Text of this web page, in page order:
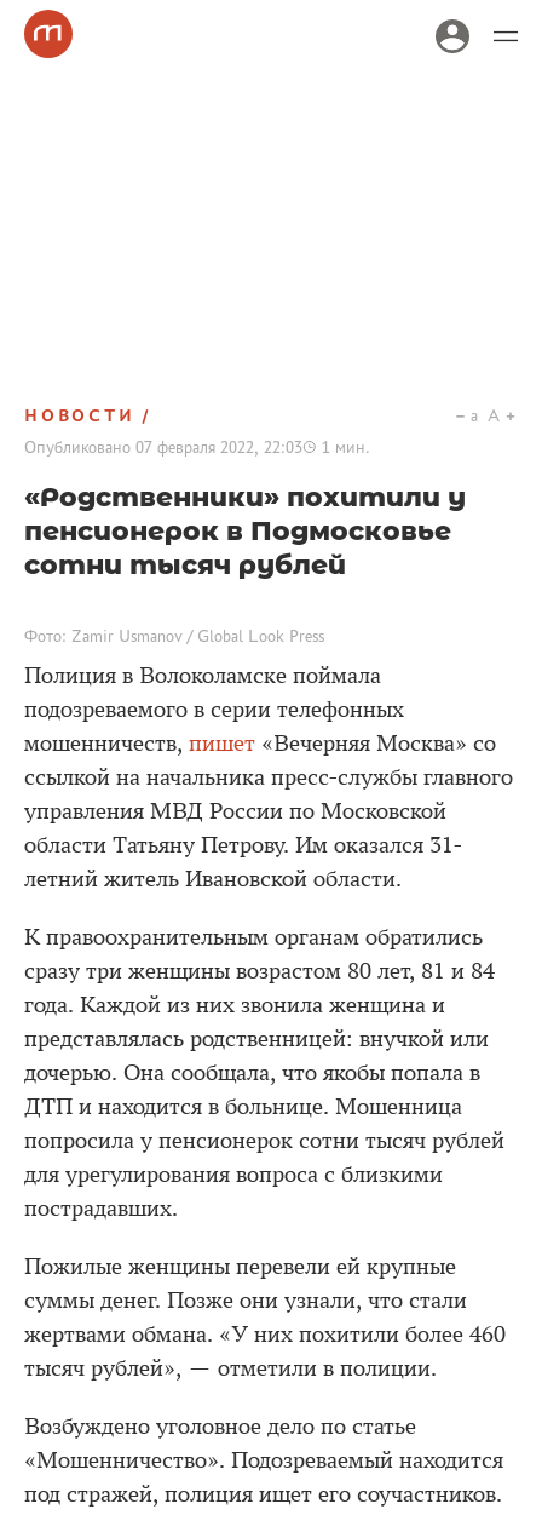
НОВОСТИ
Опубликовано 07 февраля 2022, 22:03 1 мин.
a A
«Родственники» похитили у
пенсионерок в Подмосковье
сотни тысяч рублей
Фото: Zamir Usmanov / Global Look Press
Полиция в Волоколамске поймала
подозреваемого в серии телефонных
мошенничеств, пишет «Вечерняя Москва» со
ссылкой на начальника пресс-службы главного
управления МВД России по Московской
области Татьяну Петрову. Им оказался 31-
летний житель Ивановской области.
К правоохранительным органам обратились
сразу три женщины возрастом 80 лет, 81 и 84
года. Каждой из них звонила женщина и
представлялась родственницей: внучкой или
дочерью. Она сообщала, что якобы попала в
ДТП и находится в больнице. Мошенница
попросила у пенсионерок сотни тысяч рублей
для урегулирования вопроса с близкими
пострадавших.
Пожилые женщины перевели ей крупные
суммы денег. Позже они узнали, что стали
жертвами обмана. «У них похитили более 460
тысяч рублей», — отметили в полиции.
Возбуждено уголовное дело по статье
«Мошенничество». Подозреваемый находится
под стражей, полиция ищет его соучастников.